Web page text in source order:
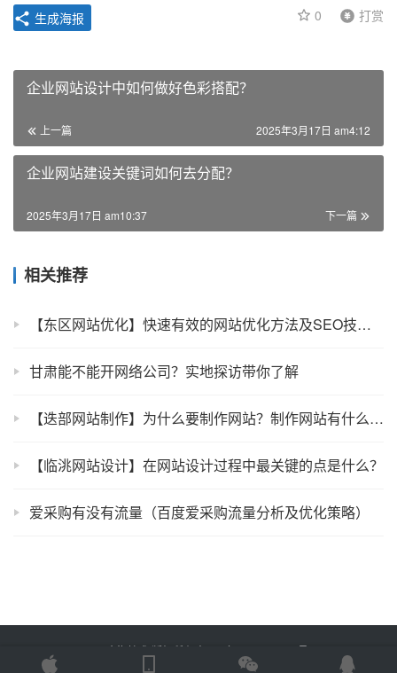
0 打赏
生成海报
企业网站设计中如何做好色彩搭配？
上一篇 2025年3月17日 am4:12
企业网站建设关键词如何去分配？
下一篇
2025年3月17日 am10:37
相关推荐
【东区网站优化】快速有效的网站优化方法及SEO技巧分享
甘肃能不能开网络公司？实地探访带你了解
【迭部网站制作】为什么要制作网站？制作网站有什么用途吗？
【临洮网站设计】在网站设计过程中最关键的点是什么？
爱采购有没有流量（百度爱采购流量分析及优化策略）
Copyright © 2025 金海技术 版权所有 鲁ICP备2022012774号-2